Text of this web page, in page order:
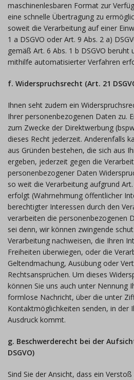
maschinenlesbaren Format zur
eine schnelle Übertragung zu
soweit die Verarbeitung auf einer
1 a DSGVO oder Art. 9 Abs. 2 a)
gemäß Art. 6 Abs. 1 b DSGVO beruht
mithilfe automatisierter Verfahren
f. Widerspruchsrecht (Art. 21
Ihnen seht zudem ein
Ihrer personenbezogenen Daten zu.
zum Zwecke der Direktwerbung
dieses Recht jederzeit. Anderenfalls
aus Gründen bestehen, die sich aus
ergeben, jederzeit gegen die
personenbezogener Daten
so weit die Verarbeitung aufgrund
erfolgt (Wahrnehmung öffentlicher
berechtigter Interessen durch den
verarbeiten die personenbezogenen
sei denn, wir können zwingende
Verarbeitung nachweisen, die Ihren
Freiheiten überwiegen, oder die
Geltendmachung, Ausübung oder
Rechtsansprüchen. Um dieses
können Sie uns auch unter Nennung
formlose Nachricht, über die unter
Kontaktmöglichkeiten senden, in der
Ausdruck kommt.
g. Beschwerderecht bei der
DSGVO)
Sind Sie der Ansicht, dass ein Verstoß